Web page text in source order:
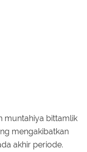
muntahiya bittamlik
mengakibatkan
akhir periode.